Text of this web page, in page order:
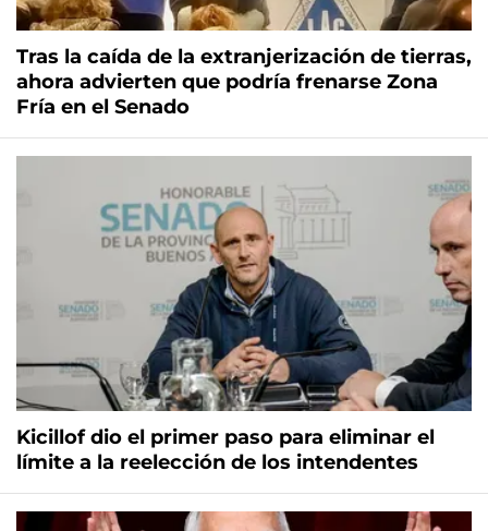
Tras la caída de la extranjerización de tierras,
ahora advierten que podría frenarse Zona
Fría en el Senado
Kicillof dio el primer paso para eliminar el
límite a la reelección de los intendentes